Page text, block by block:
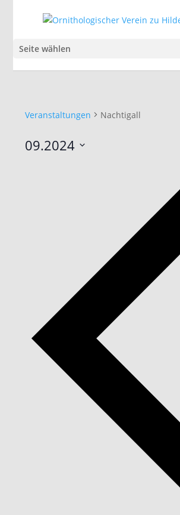
Seite wählen
Veranstaltungen Nachtigall
09.2024